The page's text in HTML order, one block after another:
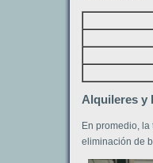
Alquileres y
En promedio,
eliminación de